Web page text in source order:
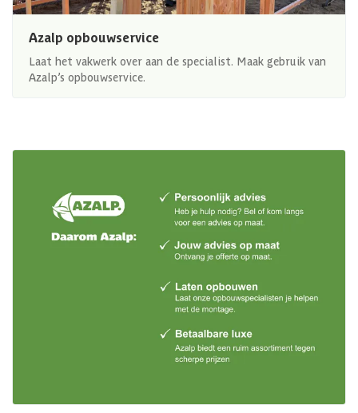
Azalp opbouwservice
Laat het vakwerk over aan de specialist. Maak gebruik van
Azalp’s opbouwservice.